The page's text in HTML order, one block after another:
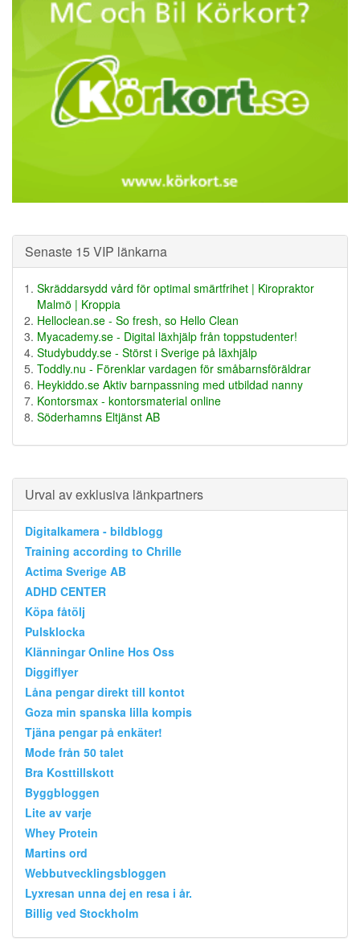
Senaste 15 VIP länkarna
Skräddarsydd vård för optimal smärtfrihet | Kiropraktor
Malmö | Kroppia
Helloclean.se - So fresh, so Hello Clean
Myacademy.se - Digital läxhjälp från toppstudenter!
Studybuddy.se - Störst i Sverige på läxhjälp
Toddly.nu - Förenklar vardagen för småbarnsföräldrar
Heykiddo.se Aktiv barnpassning med utbildad nanny
Kontorsmax - kontorsmaterial online
Söderhamns Eltjänst AB
Urval av exklusiva länkpartners
Digitalkamera - bildblogg
Training according to Chrille
Actima Sverige AB
ADHD CENTER
Köpa fåtölj
Pulsklocka
Klänningar Online Hos Oss
Diggiflyer
Låna pengar direkt till kontot
Goza min spanska lilla kompis
Tjäna pengar på enkäter!
Mode från 50 talet
Bra Kosttillskott
Byggbloggen
Lite av varje
Whey Protein
Martins ord
Webbutvecklingsbloggen
Lyxresan unna dej en resa i år.
Billig ved Stockholm